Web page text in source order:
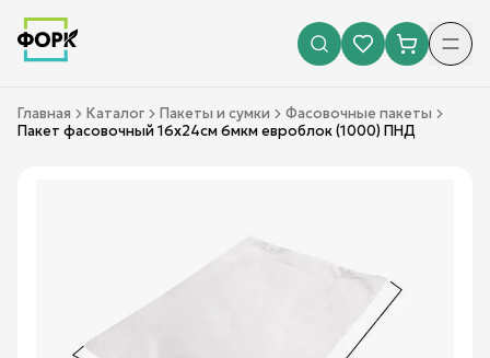
Главная Каталог Пакеты и сумки
Фасовочные пакеты
Пакет фасовочный 16х24см 6мкм евроблок (1000) ПНД